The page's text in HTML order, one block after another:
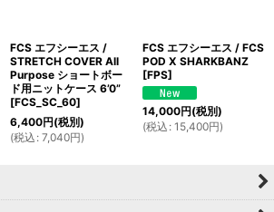
FCS エフシーエス /
STRETCH COVER All
Purpose ショートボー
ド用ニットケース 6’0”
[FCS_SC_60]
6,400円(税別)
(税込 : 7,040円)
FCS エフシーエス / FCS
POD X SHARKBANZ
[FPS]
14,000円(税別)
(税込 : 15,400円)